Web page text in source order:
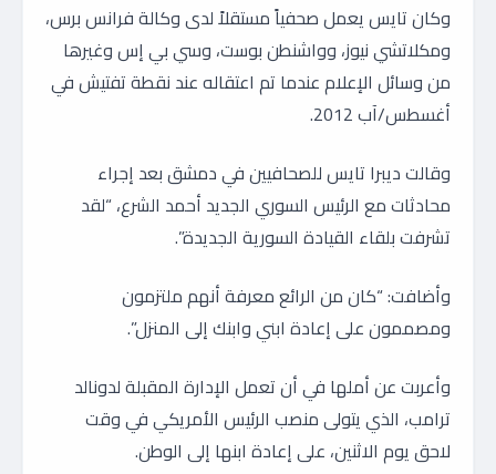
وكان تايس يعمل صحفياً مستقلاً لدى وكالة فرانس برس،
ومكلاتشي نيوز، وواشنطن بوست، وسي بي إس وغيرها
من وسائل الإعلام عندما تم اعتقاله عند نقطة تفتيش في
أغسطس/آب 2012.
وقالت ديبرا تايس للصحافيين في دمشق بعد إجراء
محادثات مع الرئيس السوري الجديد أحمد الشرع، “لقد
تشرفت بلقاء القيادة السورية الجديدة”.
وأضافت: “كان من الرائع معرفة أنهم ملتزمون
ومصممون على إعادة ابني وابنك إلى المنزل”.
وأعربت عن أملها في أن تعمل الإدارة المقبلة لدونالد
ترامب، الذي يتولى منصب الرئيس الأمريكي في وقت
لاحق يوم الاثنين، على إعادة ابنها إلى الوطن.